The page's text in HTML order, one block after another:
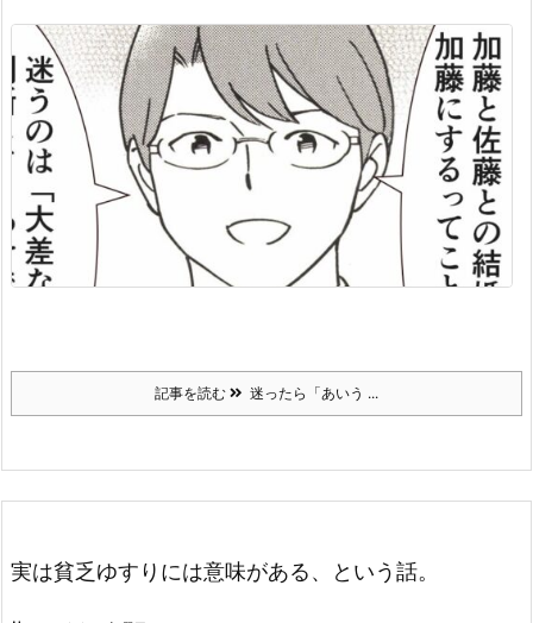
記事を読む 迷ったら「あいう ...
実は貧乏ゆすりには意味がある、という話。